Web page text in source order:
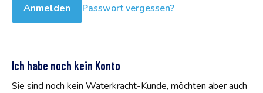
Anmelden Passwort vergessen?
Ich habe noch kein Konto
Sie sind noch kein Waterkracht-Kunde, möchten aber auch